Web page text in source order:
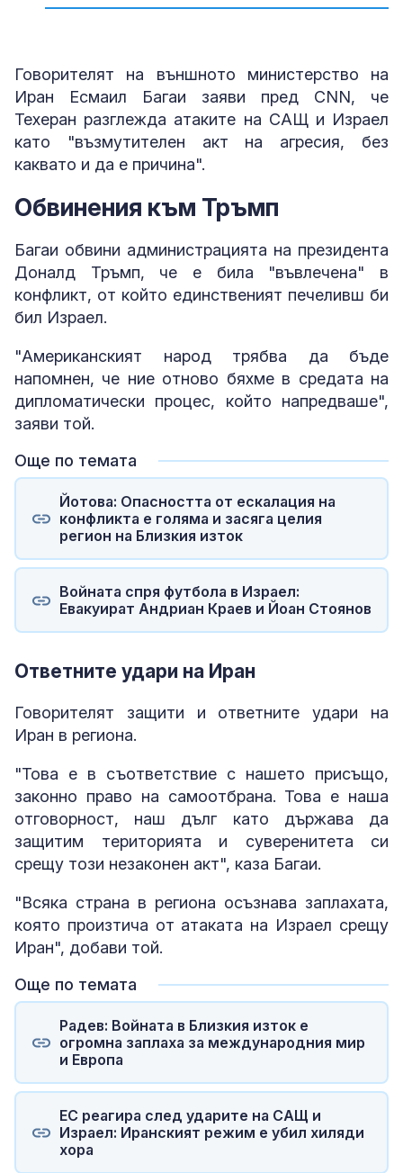
Говорителят на външното министерство на
Иран Есмаил Багаи заяви пред CNN, че
Техеран разглежда атаките на САЩ и Израел
като "възмутителен акт на агресия, без
каквато и да е причина".
Обвинения към Тръмп
Багаи обвини администрацията на президента
Доналд Тръмп, че е била "въвлечена" в
конфликт, от който единственият печеливш би
бил Израел.
"Американският народ трябва да бъде
напомнен, че ние отново бяхме в средата на
дипломатически процес, който напредваше",
заяви той.
Още по темата
Йотова: Опасността от ескалация на
конфликта е голяма и засяга целия
регион на Близкия изток
Войната спря футбола в Израел:
Евакуират Андриан Краев и Йоан Стоянов
Ответните удари на Иран
Говорителят защити и ответните удари на
Иран в региона.
"Това е в съответствие с нашето присъщо,
законно право на самоотбрана. Това е наша
отговорност, наш дълг като държава да
защитим територията и суверенитета си
срещу този незаконен акт", каза Багаи.
"Всяка страна в региона осъзнава заплахата,
която произтича от атаката на Израел срещу
Иран", добави той.
Още по темата
Радев: Войната в Близкия изток е
огромна заплаха за международния мир
и Европа
ЕС реагира след ударите на САЩ и
Израел: Иранският режим е убил хиляди
хора